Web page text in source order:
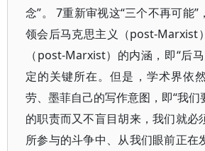
念”。 7重新审视这“三个不再可能”
领会后马克思主义（post-Marxist
（post-Marxist）的内涵，即“后
定的关键所在。但是，学术界依
劳、墨菲自己的写作意图，即“我们
的职责而又不盲目胡来，我们就必
所参与的斗争中、从我们眼前正在